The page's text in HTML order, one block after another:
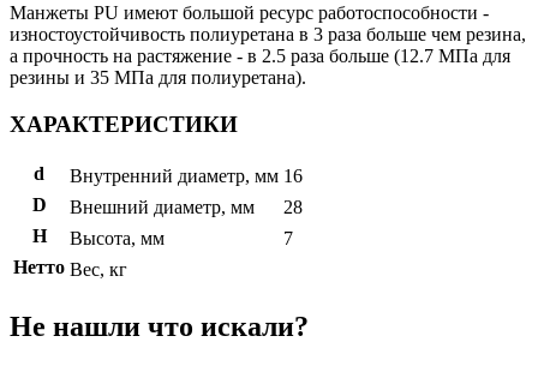
Манжеты PU имеют большой ресурс работоспособности -
изностоустойчивость полиуретана в 3 раза больше чем резина,
а прочность на растяжение - в 2.5 раза больше (12.7 МПа для
резины и 35 МПа для полиуретана).
ХАРАКТЕРИСТИКИ
d Внутренний диаметр, мм 16
D
Внешний диаметр, мм
28
H
Высота, мм
7
Нетто Вес, кг
Не нашли что искали?